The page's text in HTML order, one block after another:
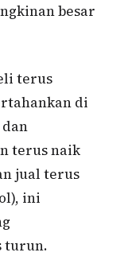
besar
terus
di
terus naik
jual terus
ini
turun.